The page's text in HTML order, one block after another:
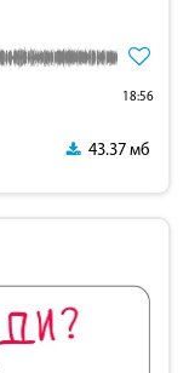
18:56
43.37 мб